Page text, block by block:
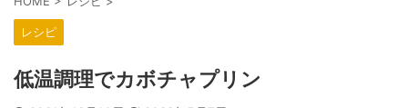
レシピ
低温調理でカボチャプリン